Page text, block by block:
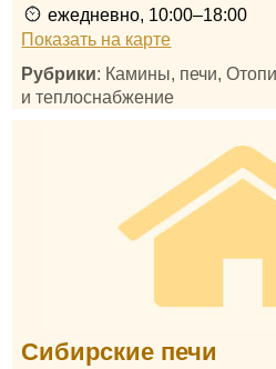
ежедневно, 10:00–18:00
Показать на карте
Рубрики: Камины, печи,
и теплоснабжение
Сибирские печи